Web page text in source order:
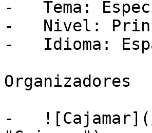
-   Tema:
-   Nivel:
-   Idioma:
Organizadores
-